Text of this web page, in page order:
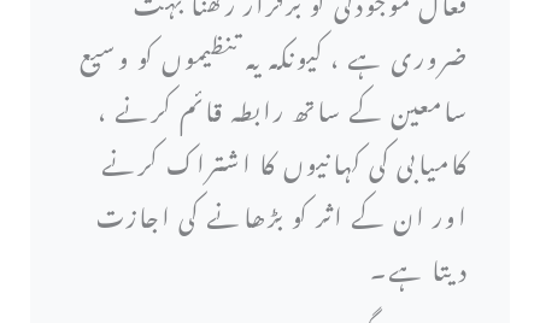
ضروری ہے ، کیونکہ یہ تنظیموں کو وسیع
سامعین کے ساتھ رابطہ قائم کرنے ،
کامیابی کی کہانیوں کا اشتراک کرنے
اور ان کے اثر کو بڑھانے کی اجازت
دیتا ہے۔